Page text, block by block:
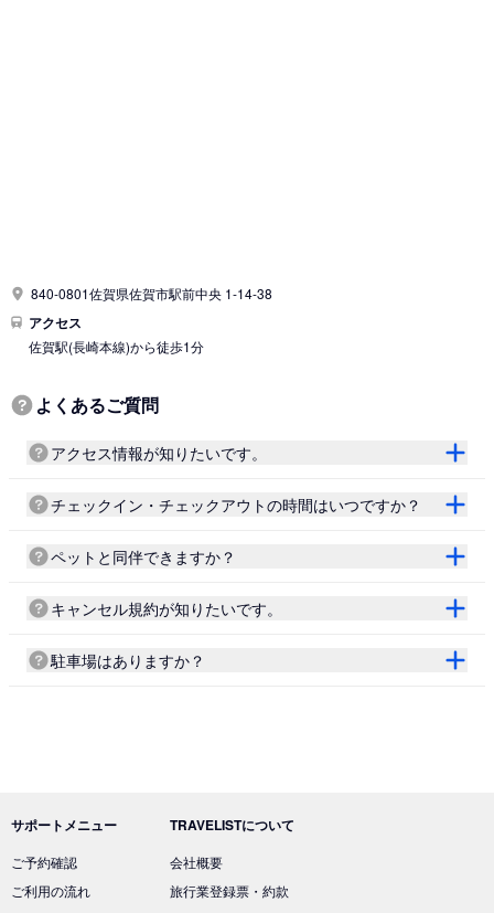
840-0801佐賀県佐賀市駅前中央 1-14-38
アクセス
佐賀駅(長崎本線)から徒歩1分
よくあるご質問
アクセス情報が知りたいです。
チェックイン・チェックアウトの時間はいつですか？
ペットと同伴できますか？
キャンセル規約が知りたいです。
駐車場はありますか？
サポートメニュー
ご予約確認
ご利用の流れ
TRAVELISTについて
会社概要
旅行業登録票・約款